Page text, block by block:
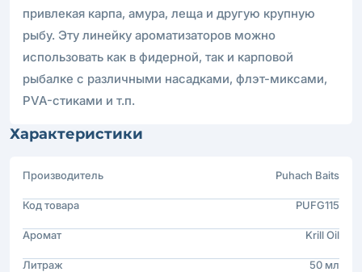
привлекая карпа, амура, леща и другую крупную
рыбу. Эту линейку ароматизаторов можно
использовать как в фидерной, так и карповой
рыбалке с различными насадками, флэт-миксами,
PVA-стиками и т.п.
Характеристики
Производитель Puhach Baits
Код товара PUFG115
Аромат Krill Oil
Литраж 50 мл